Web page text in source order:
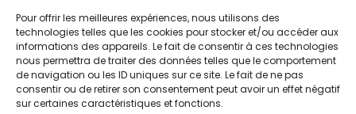
Pour offrir les meilleures expériences, nous utilisons des
technologies telles que les cookies pour stocker et/ou accéder aux
informations des appareils. Le fait de consentir à ces technologies
nous permettra de traiter des données telles que le comportement
de navigation ou les ID uniques sur ce site. Le fait de ne pas
consentir ou de retirer son consentement peut avoir un effet négatif
sur certaines caractéristiques et fonctions.
ACTUALITÉS
CLUB
HISTOIRE
ÉQUIPE PREMIERE